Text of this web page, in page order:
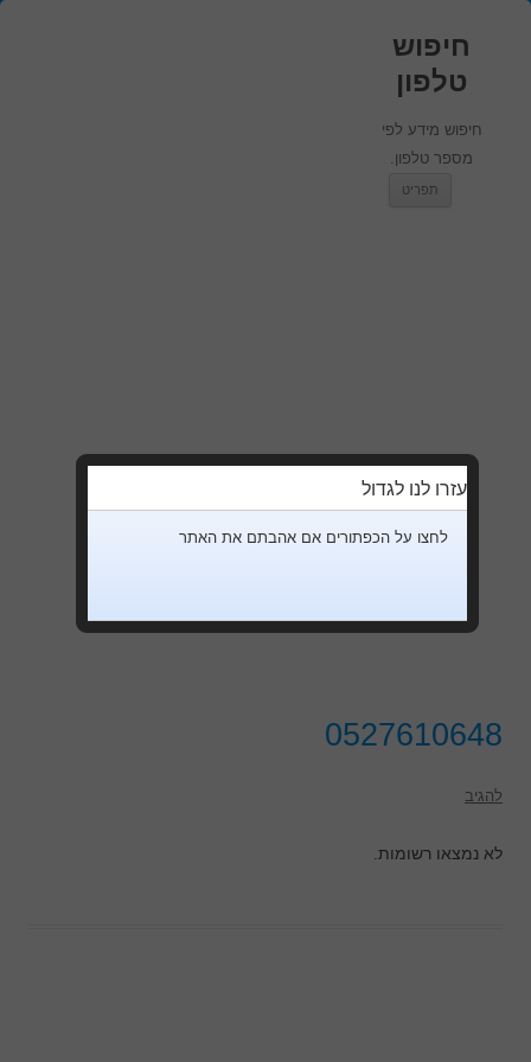
חיפוש
טלפון
חיפוש מידע לפי
מספר טלפון.
תפריט
0527610648
להגיב
לא נמצאו רשומות.
עזרו לנו לגדול
לחצו על הכפתורים אם אהבתם את האתר